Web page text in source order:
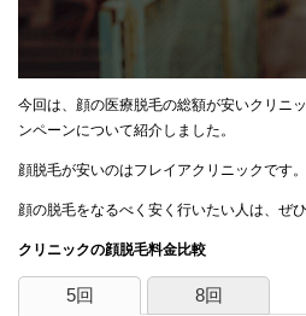
今回は、顔の医療脱毛の総額が安いクリニ
ンペーンについて紹介しました。
顔脱毛が安いのはフレイアクリニックです。
顔の脱毛をなるべく安く行いたい人は、ぜ
クリニックの顔脱毛料金比較
5回 8回